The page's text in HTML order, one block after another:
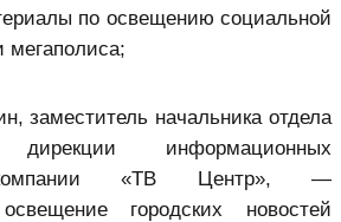
по освещению социальной
мегаполиса;
заместитель начальника отдела
дирекции информационных
«ТВ Центр», —
городских новостей